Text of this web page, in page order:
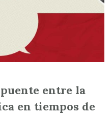
entre la
en tiempos de